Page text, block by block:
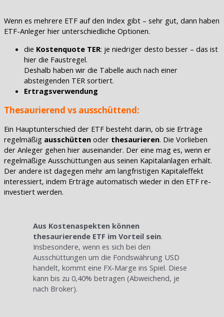
Wenn es mehrere ETF auf den Index gibt – sehr gut, dann haben
ETF-Anleger hier unterschiedliche Optionen.
die Kostenquote TER: je niedriger desto besser – das ist
hier die Faustregel.
Deshalb haben wir die Tabelle auch nach einer
absteigenden TER sortiert.
Ertragsverwendung
Thesaurierend vs ausschüttend:
Ein Hauptunterschied der ETF besteht darin, ob sie Erträge
regelmäßig ausschütten oder thesaurieren. Die Vorlieben
der Anleger gehen hier auseinander. Der eine mag es, wenn er
regelmäßige Ausschüttungen aus seinen Kapitalanlagen erhält.
Der andere ist dagegen mehr am langfristigen Kapitaleffekt
interessiert, indem Erträge automatisch wieder in den ETF re-
investiert werden.
Aus Kostenaspekten können
thesaurierende ETF im Vorteil sein.
Insbesondere, wenn es sich bei den
Ausschüttungen um die Fondswährung USD
handelt, kommt eine FX-Marge ins Spiel. Diese
kann bis zu 0,40% betragen (Abweichend, je
nach Broker).